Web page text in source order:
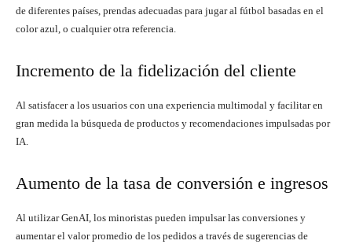
de diferentes países, prendas adecuadas para jugar al fútbol basadas en el
color azul, o cualquier otra referencia.
Incremento de la fidelización del cliente
Al satisfacer a los usuarios con una experiencia multimodal y facilitar en
gran medida la búsqueda de productos y recomendaciones impulsadas por
IA.
Aumento de la tasa de conversión e ingresos
Al utilizar GenAI, los minoristas pueden impulsar las conversiones y
aumentar el valor promedio de los pedidos a través de sugerencias de